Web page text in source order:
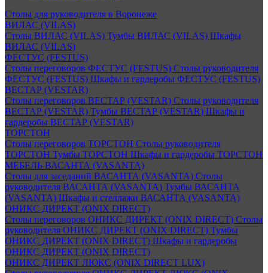
Столы для руководителя в Воронеже
ВИЛАС (VILAS)
Столы ВИЛАС (VILAS) Тумбы ВИЛАС (VILAS) Шкафы
ВИЛАС (VILAS)
ФЕСТУС (FESTUS)
Столы переговоров ФЕСТУС (FESTUS) Столы руководителя
ФЕСТУС (FESTUS) Шкафы и гардеробы ФЕСТУС (FESTUS)
ВЕСТАР (VESTAR)
Столы переговоров ВЕСТАР (VESTAR) Столы руководителя
ВЕСТАР (VESTAR) Тумбы ВЕСТАР (VESTAR) Шкафы и
гардеробы ВЕСТАР (VESTAR)
ТОРСТОН
Столы переговоров ТОРСТОН Столы руководителя
ТОРСТОН Тумбы ТОРСТОН Шкафы и гардеробы ТОРСТОН
МЕБЕЛЬ ВАСАНТА (VASANTA)
Столы для заседаний ВАСАНТА (VASANTA) Столы
руководителя ВАСАНТА (VASANTA) Тумбы ВАСАНТА
(VASANTA) Шкафы и стеллажи ВАСАНТА (VASANTA)
ОНИКС ДИРЕКТ (ONIX DIRECT)
Столы переговоров ОНИКС ДИРЕКТ (ONIX DIRECT) Столы
руководителя ОНИКС ДИРЕКТ (ONIX DIRECT) Тумбы
ОНИКС ДИРЕКТ (ONIX DIRECT) Шкафы и гардеробы
ОНИКС ДИРЕКТ (ONIX DIRECT)
ОНИКС ДИРЕКТ ЛЮКС (ONIX DIRECT LUX)